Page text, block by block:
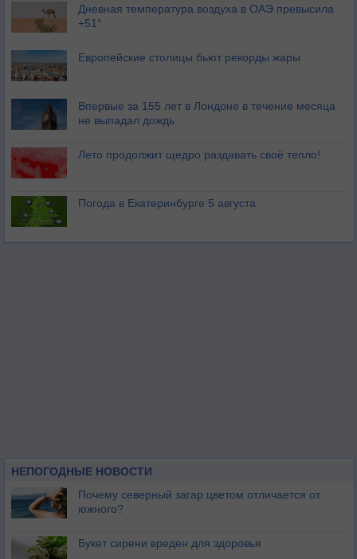
Дневная температура воздуха в ОАЭ превысила
+51°
Европейские столицы бьют рекорды жары
Впервые за 155 лет в Лондоне в течение месяца
не выпадал дождь
Лето продолжит щедро раздавать своё тепло!
Погода в Екатеринбурге 5 августа
НЕПОГОДНЫЕ НОВОСТИ
Почему северный загар цветом отличается от
южного?
Букет сирени вреден для здоровья